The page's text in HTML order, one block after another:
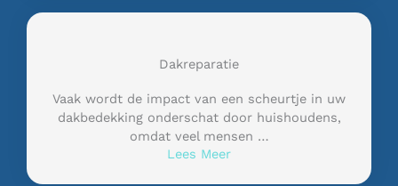
Dakreparatie
Vaak wordt de impact van een scheurtje in uw
dakbedekking onderschat door huishoudens,
omdat veel mensen …
Lees Meer